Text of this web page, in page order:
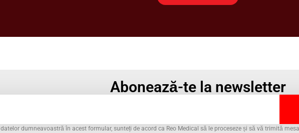
Abonează-te la newsletter
dumneavoastră în acest formular, sunteți de acord ca Reo Medical să le proceseze și să vă trimită